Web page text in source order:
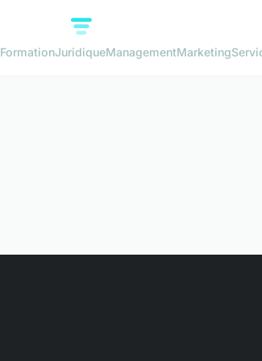
FormationJuridiqueManagementMarketing